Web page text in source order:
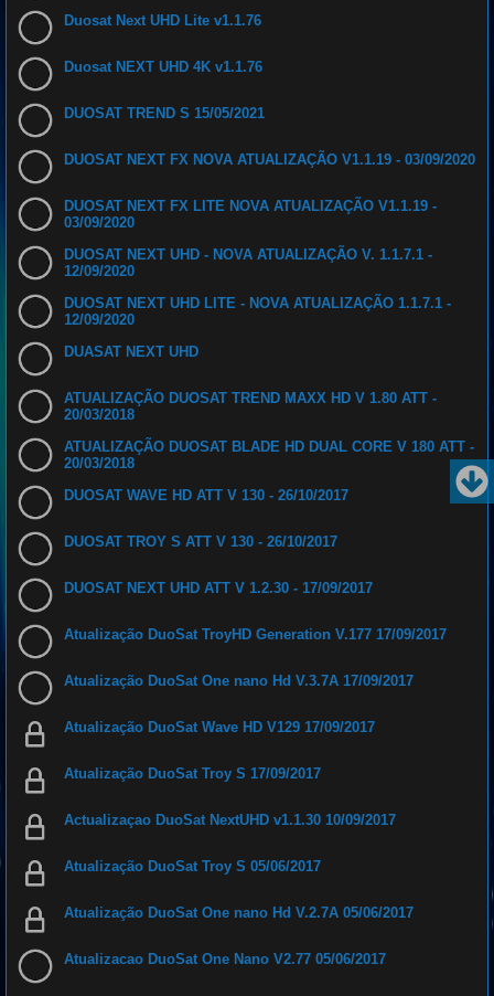
Duosat Next UHD Lite v1.1.76
Duosat NEXT UHD 4K v1.1.76
DUOSAT TREND S 15/05/2021
DUOSAT NEXT FX NOVA ATUALIZAÇÃO V1.1.19 - 03/09/2020
DUOSAT NEXT FX LITE NOVA ATUALIZAÇÃO V1.1.19 -
03/09/2020
DUOSAT NEXT UHD - NOVA ATUALIZAÇÃO V. 1.1.7.1 -
12/09/2020
DUOSAT NEXT UHD LITE - NOVA ATUALIZAÇÃO 1.1.7.1 -
12/09/2020
DUASAT NEXT UHD
ATUALIZAÇÃO DUOSAT TREND MAXX HD V 1.80 ATT -
20/03/2018
ATUALIZAÇÃO DUOSAT BLADE HD DUAL CORE V 180 ATT -
20/03/2018
DUOSAT WAVE HD ATT V 130 - 26/10/2017
DUOSAT TROY S ATT V 130 - 26/10/2017
DUOSAT NEXT UHD ATT V 1.2.30 - 17/09/2017
Atualização DuoSat TroyHD Generation V.177 17/09/2017
Atualização DuoSat One nano Hd V.3.7A 17/09/2017
Atualização DuoSat Wave HD V129 17/09/2017
Atualização DuoSat Troy S 17/09/2017
Actualizaçao DuoSat NextUHD v1.1.30 10/09/2017
Atualização DuoSat Troy S 05/06/2017
Atualização DuoSat One nano Hd V.2.7A 05/06/2017
Atualizacao DuoSat One Nano V2.77 05/06/2017